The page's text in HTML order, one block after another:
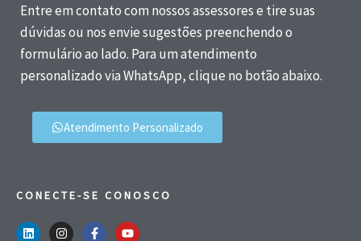
Entre em contato com nossos assessores e tire suas
dúvidas ou nos envie sugestões preenchendo o
formulário ao lado. Para um atendimento
personalizado via WhatsApp, clique no botão abaixo.
Atendimento Personalizado
CONECTE-SE CONOSCO